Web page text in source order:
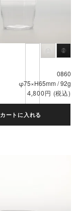
0860
φ75×H65mm / 92g
4,800円 (税込)
カートに入れる